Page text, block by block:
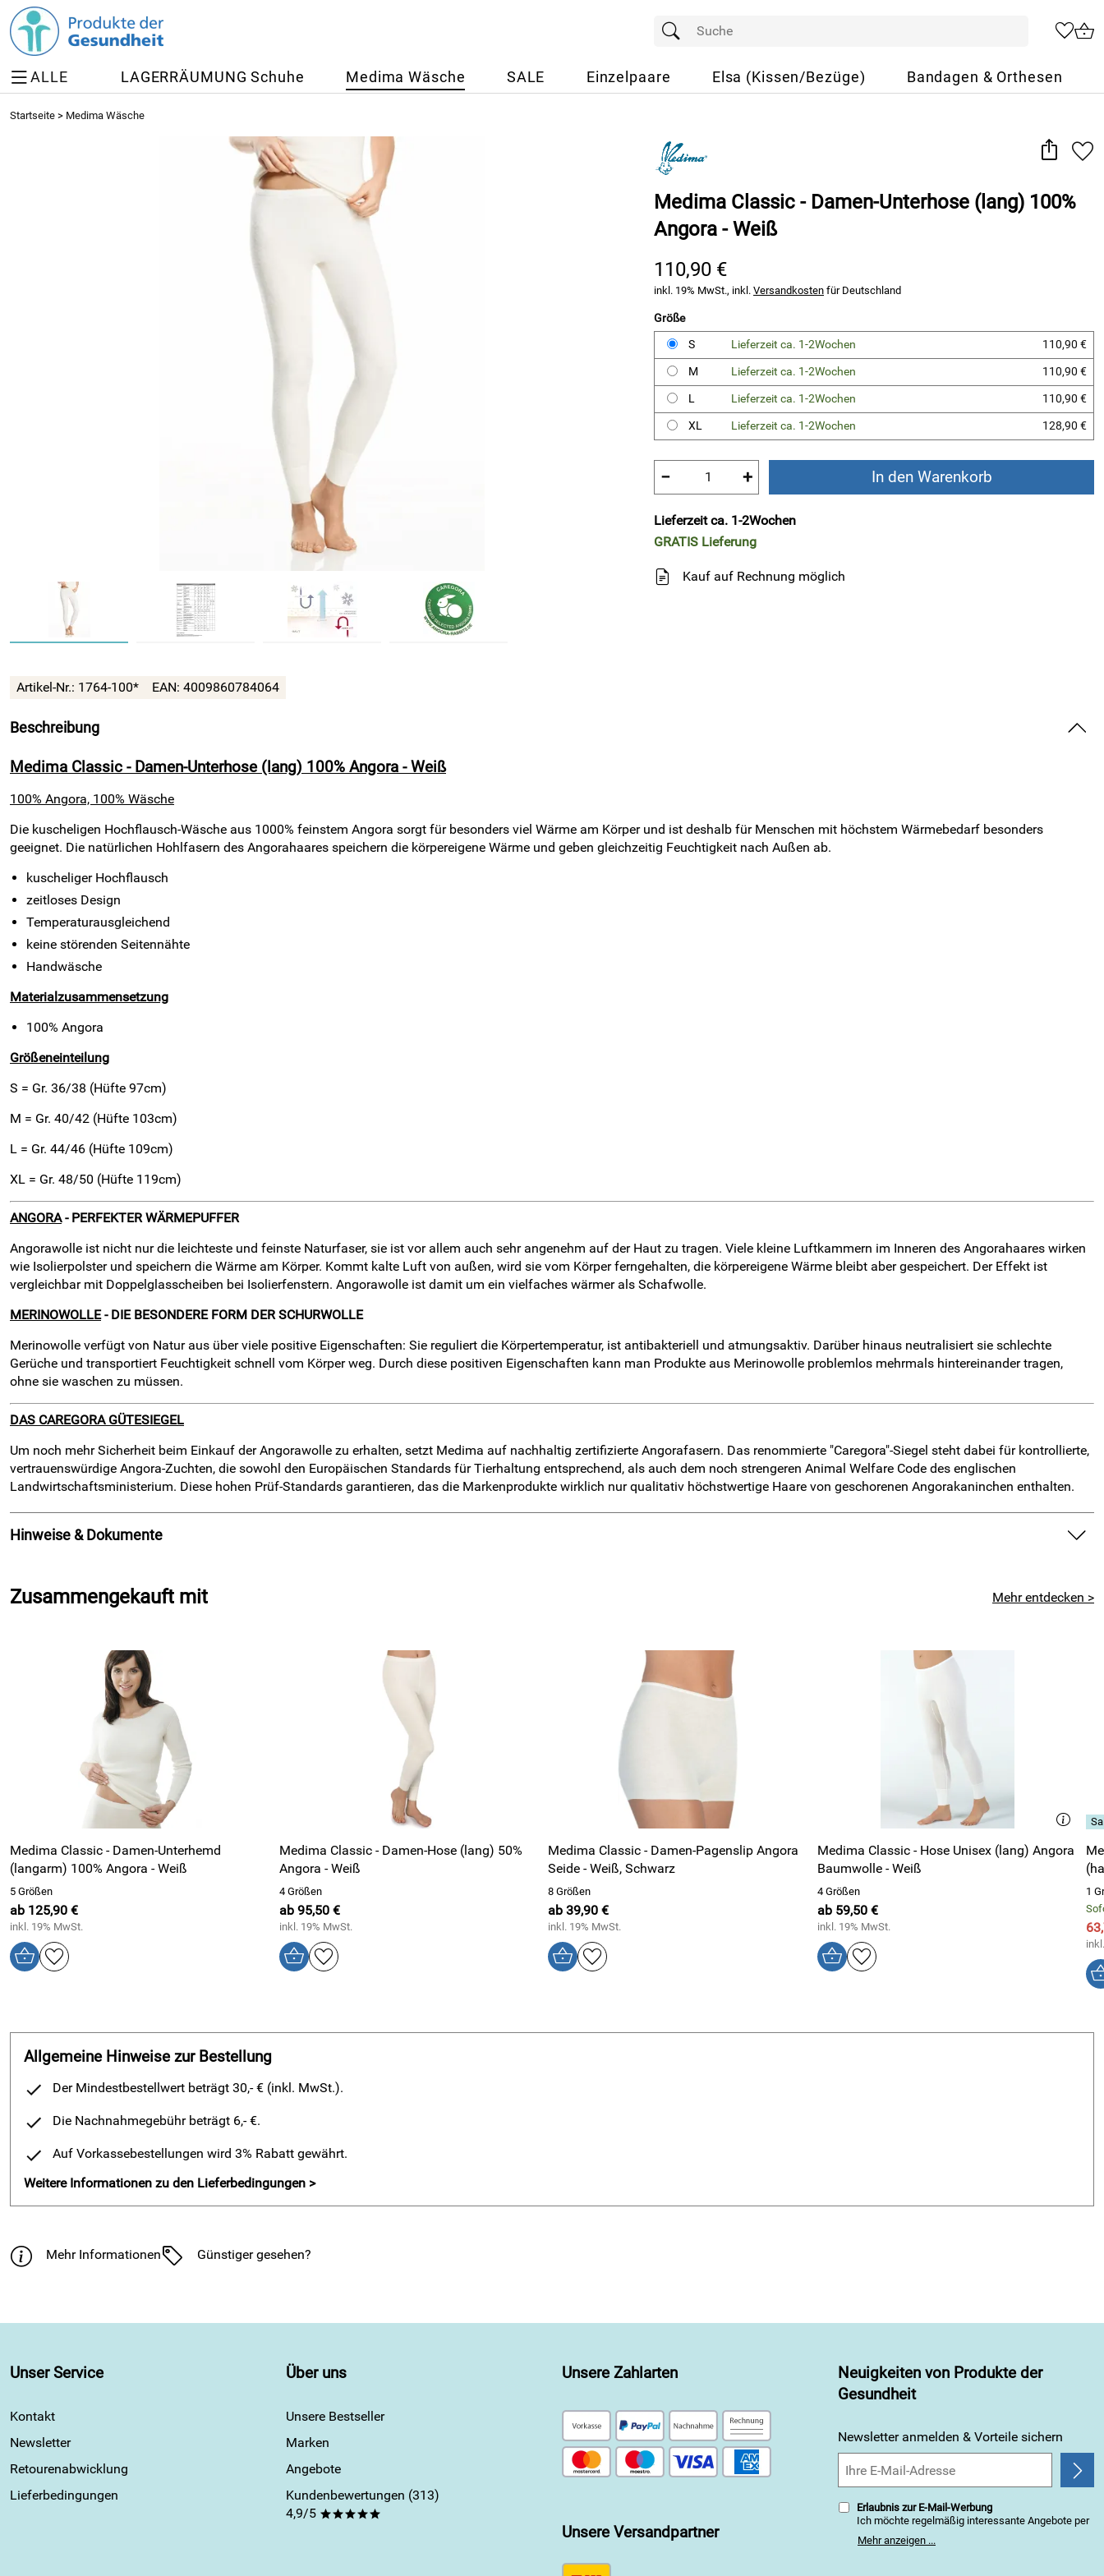
ALLE LAGERRÄUMUNG Schuhe Medima Wäsche SALE Einzelpaare Elsa (Kissen/Bezüge) Bandagen & Orthesen
Startseite > Medima Wäsche
Medima Classic - Damen-Unterhose (lang) 100%
Angora - Weiß
110,90 €
inkl. 19% MwSt., inkl. Versandkosten für Deutschland
Größe
S
Lieferzeit ca. 1-2Wochen
110,90 €
M
Lieferzeit ca. 1-2Wochen
110,90 €
L
Lieferzeit ca. 1-2Wochen
110,90 €
XL
Lieferzeit ca. 1-2Wochen 128,90 €
− + In den Warenkorb
Lieferzeit ca. 1-2Wochen
GRATIS Lieferung
Kauf auf Rechnung möglich
Artikel-Nr.: 1764-100* EAN: 4009860784064
Beschreibung
Medima Classic - Damen-Unterhose (lang) 100% Angora - Weiß
100% Angora, 100% Wäsche
Die kuscheligen Hochflausch-Wäsche aus 1000% feinstem Angora sorgt für besonders viel Wärme am Körper und ist deshalb für Menschen mit höchstem Wärmebedarf besonders
geeignet. Die natürlichen Hohlfasern des Angorahaares speichern die körpereigene Wärme und geben gleichzeitig Feuchtigkeit nach Außen ab.
kuscheliger Hochflausch
zeitloses Design
Temperaturausgleichend
keine störenden Seitennähte
Handwäsche
Materialzusammensetzung
100% Angora
Größeneinteilung
S = Gr. 36/38 (Hüfte 97cm)
M = Gr. 40/42 (Hüfte 103cm)
L = Gr. 44/46 (Hüfte 109cm)
XL = Gr. 48/50 (Hüfte 119cm)
ANGORA- PERFEKTER WÄRMEPUFFER
Angorawolle ist nicht nur die leichteste und feinste Naturfaser, sie ist vor allem auch sehr angenehm auf der Haut zu tragen. Viele kleine Luftkammern im Inneren des Angorahaares wirken
wie Isolierpolster und speichern die Wärme am Körper. Kommt kalte Luft von außen, wird sie vom Körper ferngehalten, die körpereigene Wärme bleibt aber gespeichert. Der Effekt ist
vergleichbar mit Doppelglasscheiben bei Isolierfenstern. Angorawolle ist damit um ein vielfaches wärmer als Schafwolle.
MERINOWOLLE- DIE BESONDERE FORM DER SCHURWOLLE
Merinowolle verfügt von Natur aus über viele positive Eigenschaften: Sie reguliert die Körpertemperatur, ist antibakteriell und atmungsaktiv. Darüber hinaus neutralisiert sie schlechte
Gerüche und transportiert Feuchtigkeit schnell vom Körper weg. Durch diese positiven Eigenschaften kann man Produkte aus Merinowolle problemlos mehrmals hintereinander tragen,
ohne sie waschen zu müssen.
DAS CAREGORA GÜTESIEGEL
Um noch mehr Sicherheit beim Einkauf der Angorawolle zu erhalten, setzt Medima auf nachhaltig zertifizierte Angorafasern. Das renommierte "Caregora"-Siegel steht dabei für kontrollierte,
vertrauenswürdige Angora-Zuchten, die sowohl den Europäischen Standards für Tierhaltung entsprechend, als auch dem noch strengeren Animal Welfare Code des englischen
Landwirtschaftsministerium. Diese hohen Prüf-Standards garantieren, das die Markenprodukte wirklich nur qualitativ höchstwertige Haare von geschorenen Angorakaninchen enthalten.
Hinweise & Dokumente
Klicken Sie hier für weitere Informationen. (1.649kB)
Zusammengekauft mit Mehr entdecken >
Medima Classic - Damen-Unterhemd
(langarm) 100% Angora - Weiß
5 Größen
ab 125,90 €
inkl. 19% MwSt.
Medima Classic - Damen-Hose (lang) 50%
Angora - Weiß
4 Größen
ab 95,50 €
inkl. 19% MwSt.
Medima Classic - Damen-Pagenslip Angora
Seide - Weiß, Schwarz
8 Größen
ab 39,90 €
inkl. 19% MwSt.
Medima Classic - Hose Unisex (lang) Angora
Baumwolle - Weiß
4 Größen
ab 59,50 €
inkl. 19% MwSt.
1
Allgemeine Hinweise zur Bestellung
Der Mindestbestellwert beträgt 30,- € (inkl. MwSt.).
Die Nachnahmegebühr beträgt 6,- €.
Auf Vorkassebestellungen wird 3% Rabatt gewährt.
Weitere Informationen zu den Lieferbedingungen >
Mehr Informationen Günstiger gesehen?
Unser Service
Kontakt
Newsletter
Retourenabwicklung
Lieferbedingungen
Über uns
Unsere Bestseller
Marken
Angebote
Kundenbewertungen (313)
4,9/5 *****
Unsere Zahlarten
Unsere Versandpartner
Neuigkeiten von Produkte der
Gesundheit
Newsletter anmelden & Vorteile sichern
Erlaubnis zur E-Mail-Werbung
Ich möchte regelmäßig interessante Angebote per
E-Mail erhalten. Meine E-Mail-Adresse wird nicht an
andere Unternehmen weitergegeben. Zu
Mehr anzeigen ...